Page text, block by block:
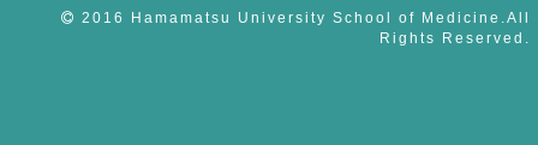
2016 Hamamatsu University School of Medicine.All
Rights Reserved.